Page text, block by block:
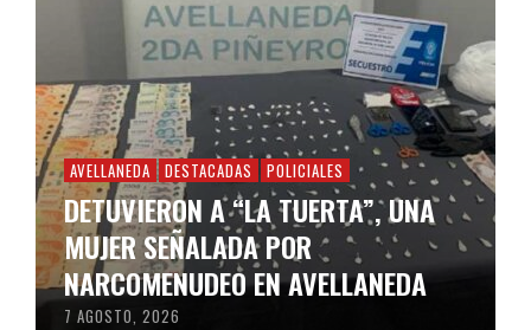
AVELLANEDA DESTACADAS POLICIALES
DETUVIERON A “LA TUERTA”, UNA
MUJER SEÑALADA POR
NARCOMENUDEO EN AVELLANEDA
7 AGOSTO, 2026